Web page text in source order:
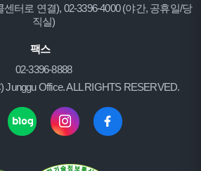
센터로 연결), 02-3396-4000 (야간, 공휴일/당
직실)
팩스
02-3396-8888
Junggu Office. ALL RIGHTS RESERVED.